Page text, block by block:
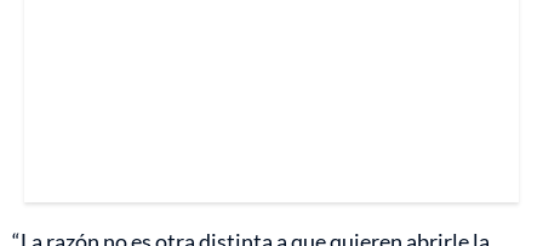
“La razón no es otra distinta a que quieren abrirle la